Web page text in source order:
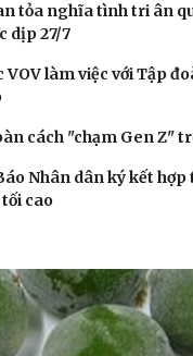
tỏa nghĩa tình tri ân
dịp 27/7
làm việc với Tập
cách "chạm Gen Z"
Nhân dân ký kết
tối cao